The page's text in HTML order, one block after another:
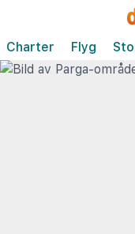
Charter Flyg